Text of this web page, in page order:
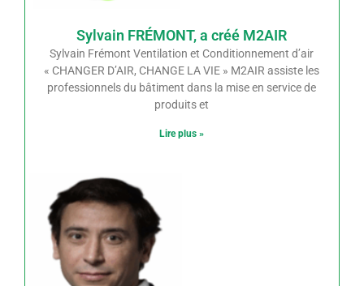
Sylvain FRÉMONT, a créé M2AIR
Sylvain Frémont Ventilation et Conditionnement d’air
« CHANGER D’AIR, CHANGE LA VIE » M2AIR assiste les
professionnels du bâtiment dans la mise en service de
produits et
Lire plus »